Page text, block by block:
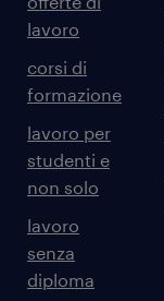
lavoro
corsi di
formazione
lavoro per
studenti e
non solo
lavoro
senza
diploma